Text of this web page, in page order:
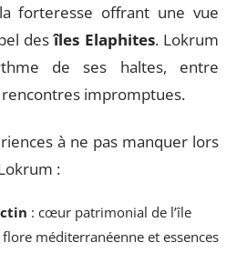
forteresse offrant une vue
desîles Elaphites. Lokrum
de ses haltes, entre
impromptues.
à ne pas manquer lors
:
: cœur patrimonial de l’île
flore méditerranéenne et essences